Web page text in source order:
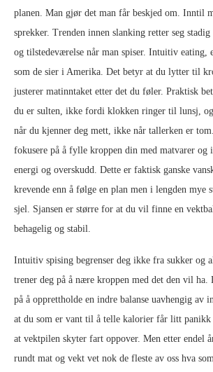
planen. Man gjør det man får beskjed om. Inntil
sprekker. Trenden innen slanking retter seg
og tilstedeværelse når man spiser. Intuitiv eating,
som de sier i Amerika. Det betyr at du lytter til
justerer matinntaket etter det du føler. Praktisk
du er sulten, ikke fordi klokken ringer til lunsj, og
når du kjenner deg mett, ikke når tallerken er
fokusere på å fylle kroppen din med matvarer og
energi og overskudd. Dette er faktisk ganske
krevende enn å følge en plan men i lengden mye
sjel. Sjansen er større for at du vil finne en
behagelig og stabil.
Intuitiv spising begrenser deg ikke fra sukker og
trener deg på å nære kroppen med det den vil ha.
på å opprettholde en indre balanse uavhengig av
at du som er vant til å telle kalorier får litt
at vektpilen skyter fart oppover. Men etter endel
rundt mat og vekt vet nok de fleste av oss hva